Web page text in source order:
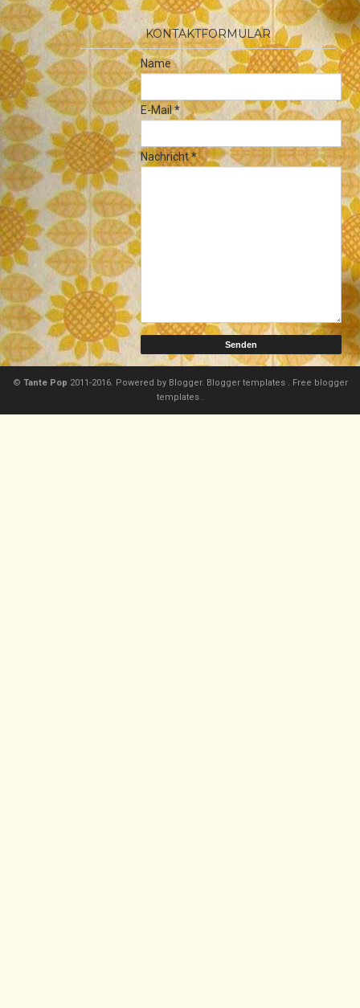
KONTAKTFORMULAR
Name
E-Mail*
Nachricht*
© Tante Pop 2011-2016. Powered by Blogger. Blogger templates . Free blogger
templates .